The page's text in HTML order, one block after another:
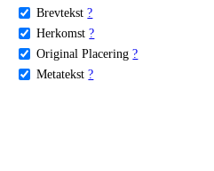
Brevtekst ?
Herkomst ?
Original Placering ?
Metatekst ?